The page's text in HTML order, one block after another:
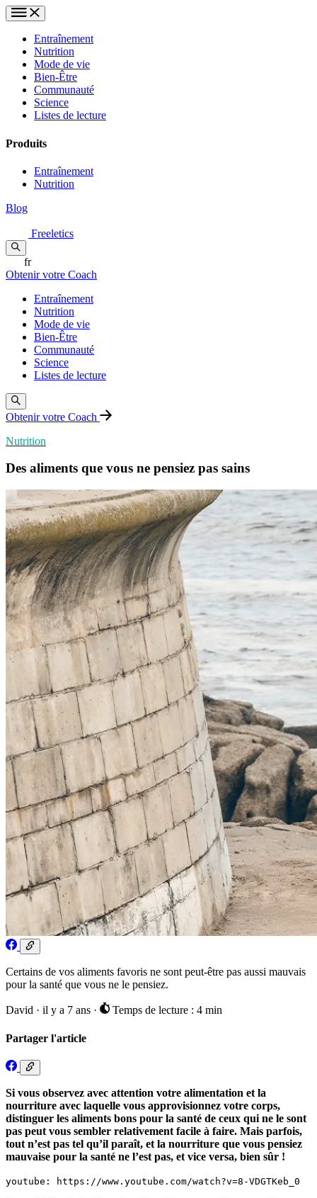
Entraînement
Nutrition
Mode de vie
Bien-Être
Communauté
Science
Listes de lecture
Produits
Entraînement
Nutrition
Blog
Freeletics
fr
Obtenir votre Coach
Entraînement
Nutrition
Mode de vie
Bien-Être
Communauté
Science
Listes de lecture
Obtenir votre Coach
Nutrition
Des aliments que vous ne pensiez pas sains
Certains de vos aliments favoris ne sont peut-être pas aussi mauvais
pour la santé que vous ne le pensiez.
David · il y a 7 ans · Temps de lecture : 4 min
Partager l'article
Si vous observez avec attention votre alimentation et la
nourriture avec laquelle vous approvisionnez votre corps,
distinguer les aliments bons pour la santé de ceux qui ne le sont
pas peut vous sembler relativement facile à faire. Mais parfois,
tout n’est pas tel qu’il paraît, et la nourriture que vous pensiez
mauvaise pour la santé ne l’est pas, et vice versa, bien sûr !
youtube: https://www.youtube.com/watch?v=8-VDGTKeb_0